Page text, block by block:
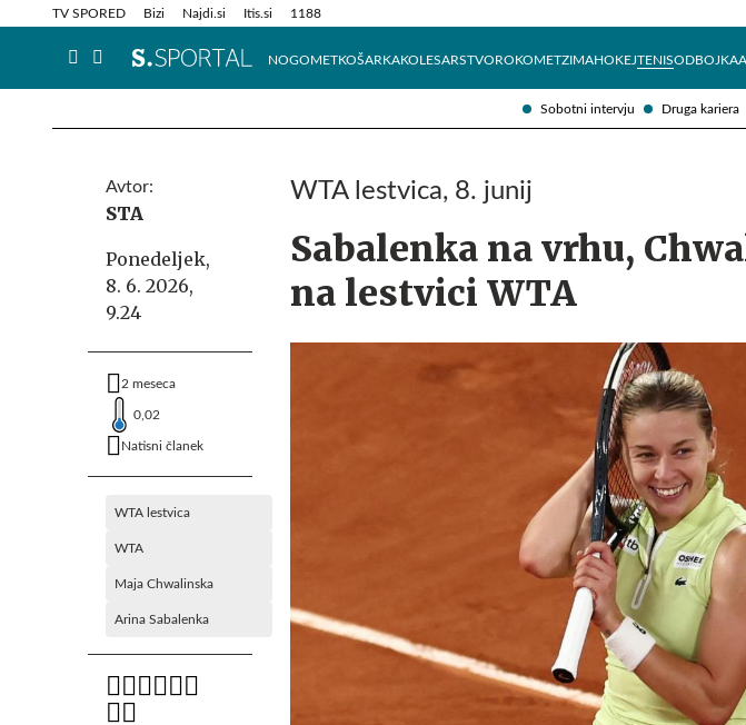
Sobotni intervju Druga kariera
TV SPORED Bizi Najdi.si Itis.si 1188
NOGOMETKOŠARKAKOLESARSTVOROKOMETZIMAHOKEJTENISODBOJKA
Info in obvestila Tehnik
Avtor:
STA
Ponedeljek,
8. 6. 2026,
9.24
2 meseca
0,02
Natisni članek
WTA lestvica
WTA
Maja Chwalinska
Arina Sabalenka
WTA lestvica, 8. junij
Sabalenka na vrhu,
na lestvici WTA